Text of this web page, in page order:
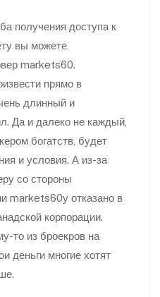
получения доступа к
вы можете
markets60.
прямо в
длинный и
Да и далеко не каждый,
богатств, будет
и условия. А из-за
со стороны
markets60у отказано в
корпорации.
то из броекров на
деньги многие хотят